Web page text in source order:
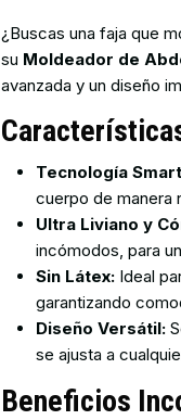
¿Buscas una faja que
su Moldeador de
avanzada y un diseño
Tecnología
cuerpo de manera
Ultra Liviano y
incómodos, para
Sin Látex: Ideal
garantizando
Diseño Versátil:
se ajusta a
Beneficios